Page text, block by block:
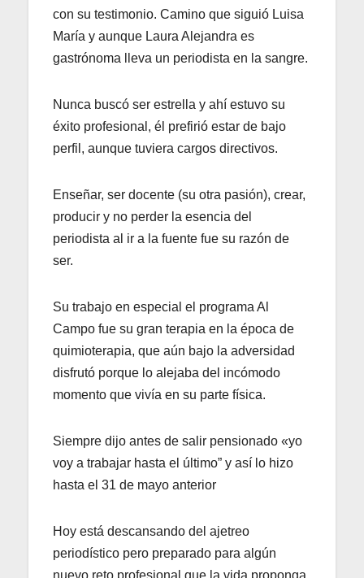
con su testimonio. Camino que siguió Luisa
María y aunque Laura Alejandra es
gastrónoma lleva un periodista en la sangre.
Nunca buscó ser estrella y ahí estuvo su
éxito profesional, él prefirió estar de bajo
perfil, aunque tuviera cargos directivos.
Enseñar, ser docente (su otra pasión), crear,
producir y no perder la esencia del
periodista al ir a la fuente fue su razón de
ser.
Su trabajo en especial el programa Al
Campo fue su gran terapia en la época de
quimioterapia, que aún bajo la adversidad
disfrutó porque lo alejaba del incómodo
momento que vivía en su parte física.
Siempre dijo antes de salir pensionado «yo
voy a trabajar hasta el último” y así lo hizo
hasta el 31 de mayo anterior
Hoy está descansando del ajetreo
periodístico pero preparado para algún
nuevo reto profesional que la vida proponga.